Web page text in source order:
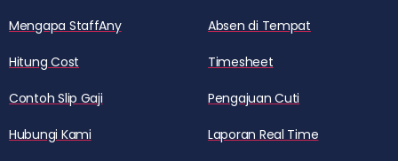
Mengapa StaffAny
Hitung Cost
Contoh Slip Gaji
Hubungi Kami
Absen di Tempat
Timesheet
Pengajuan Cuti
Laporan Real Time